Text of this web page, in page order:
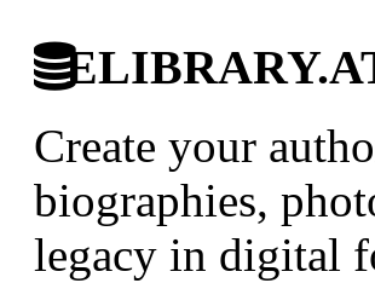
Create your
biographies,
legacy in digital